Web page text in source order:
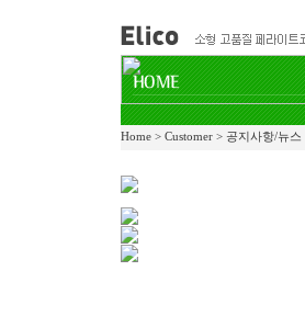
Home > Customer > 공지사항/뉴스